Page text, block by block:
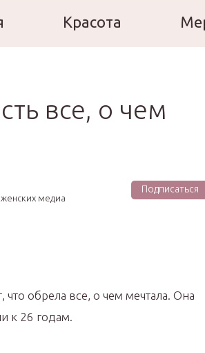
Красота
все, о чем
медиа
Подписаться
обрела все, о чем мечтала. Она
к 26 годам.